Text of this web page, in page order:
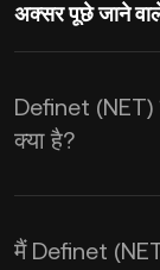
अक्सर पूछे जाने
Definet
क्या है?
मैं Definet